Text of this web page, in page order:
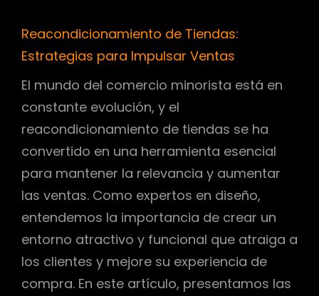
Reacondicionamiento de Tiendas:
Estrategias para Impulsar Ventas
El mundo del comercio minorista está en
constante evolución, y el
reacondicionamiento de tiendas se ha
convertido en una herramienta esencial
para mantener la relevancia y aumentar
las ventas. Como expertos en diseño,
entendemos la importancia de crear un
entorno atractivo y funcional que atraiga a
los clientes y mejore su experiencia de
compra. En este artículo, presentamos las